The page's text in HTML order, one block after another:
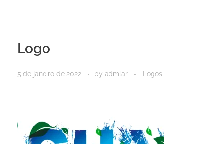
Logo
5 de janeiro de 2022 by admlar Logos